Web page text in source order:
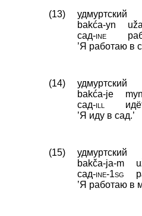
(13)
удмуртский
bakća-yn
сад‑ine
’Я работаю в
(14)
удмуртский
bakća-je
сад‑ill
’Я иду в сад.’
(15)
удмуртский
bakča-ja-m
сад‑ine‑1sg
’Я работаю в